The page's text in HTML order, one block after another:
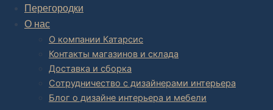
Перегородки
О нас
О компании Катарсис
Контакты магазинов и склада
Доставка и сборка
Сотрудничество с дизайнерами интерьера
Блог о дизайне интерьера и мебели